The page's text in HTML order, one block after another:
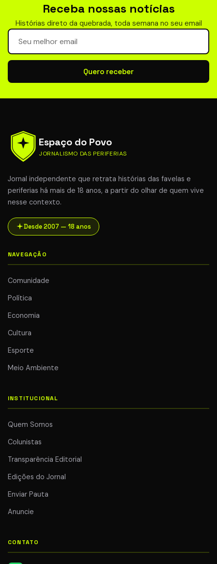
Receba nossas notícias
Histórias direto da quebrada, toda semana no seu email
Seu email para newsletter
Quero receber
Espaço do Povo
JORNALISMO DAS PERIFERIAS
Jornal independente que retrata histórias das favelas e
periferias há mais de 18 anos, a partir do olhar de quem vive
nesse contexto.
Desde 2007 — 18 anos
NAVEGAÇÃO
Comunidade
Política
Economia
Cultura
Esporte
Meio Ambiente
INSTITUCIONAL
Quem Somos
Colunistas
Transparência Editorial
Edições do Jornal
Enviar Pauta
Anuncie
CONTATO